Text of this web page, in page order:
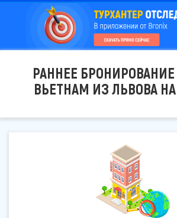
РАННЕЕ БРОНИРОВАНИЕ
ВЬЕТНАМ ИЗ ЛЬВОВА НА